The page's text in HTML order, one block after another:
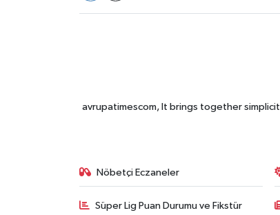
avrupatimescom, It brings together
Nöbetçi Eczaneler
Süper Lig Puan Durumu ve Fikstür